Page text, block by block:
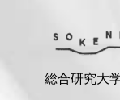
総合研究大